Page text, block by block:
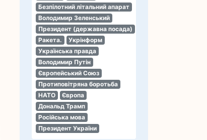
Безпілотний літальний апарат
Володимир Зеленський
Президент (державна посада)
Ракета.
Укрінформ
Українська правда
Володимир Путін
Європейський Союз
Протиповітряна боротьба
НАТО
Європа
Дональд Трамп
Російська мова
Президент України